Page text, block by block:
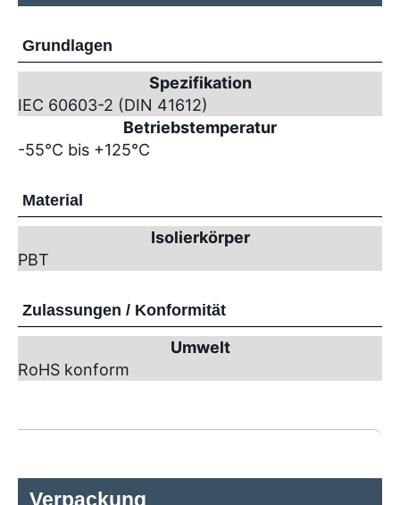
Grundlagen
Spezifikation
IEC 60603-2 (DIN 41612)
Betriebstemperatur
-55°C bis +125°C
Material
Isolierkörper
PBT
Zulassungen / Konformität
Umwelt
RoHS konform
Verpackung